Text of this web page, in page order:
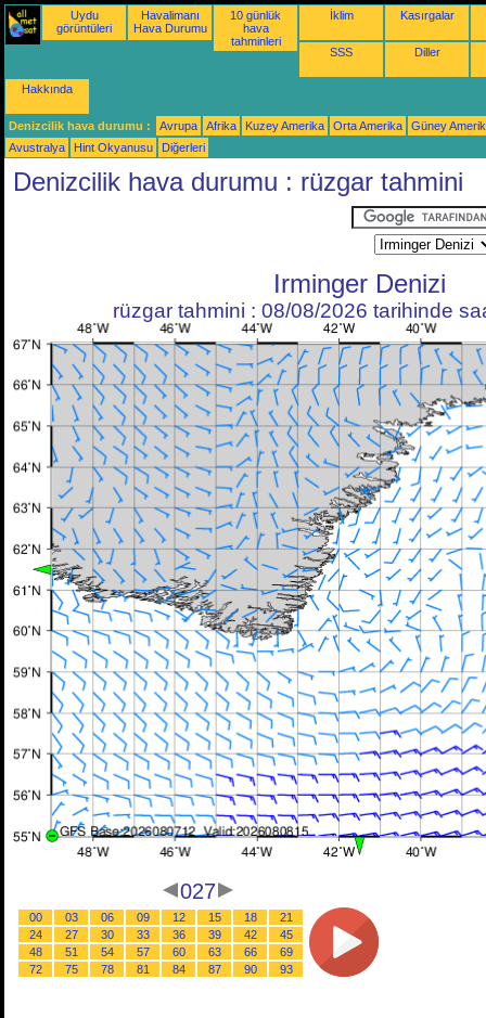
Uydu
görüntüleri
Havalimanı
Hava Durumu
10 günlük
hava
tahminleri
İklim Kasırgalar
SSS Diller
Hakkında
Denizcilik hava durumu : Avrupa Afrika Kuzey Amerika Orta Amerika
Güney
Avustralya
Hint Okyanusu Diğerleri
Denizcilik hava durumu : rüzgar tahmini
Irminger Denizi
rüzgar tahmini : 08/08/2026 tarihinde
027
00 03 06 09 12 15 18
21
24
27 30 33 36 39 42
45
48
51 54 57 60 63 66
69
72
75 78 81 84 87 90 93